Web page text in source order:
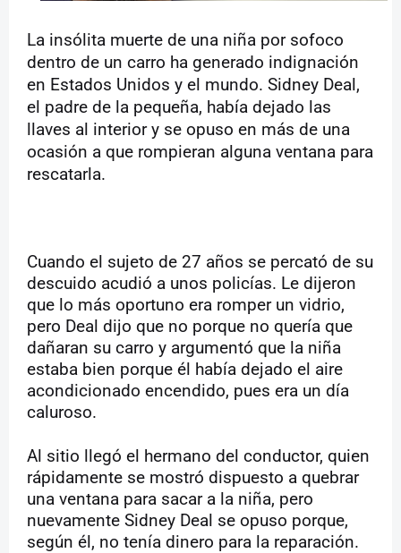
La insólita muerte de una niña por sofoco
dentro de un carro ha generado indignación
en Estados Unidos y el mundo. Sidney Deal,
el padre de la pequeña, había dejado las
llaves al interior y se opuso en más de una
ocasión a que rompieran alguna ventana para
rescatarla.
Cuando el sujeto de 27 años se percató de su
descuido acudió a unos policías. Le dijeron
que lo más oportuno era romper un vidrio,
pero Deal dijo que no porque no quería que
dañaran su carro y argumentó que la niña
estaba bien porque él había dejado el aire
acondicionado encendido, pues era un día
caluroso.
Al sitio llegó el hermano del conductor, quien
rápidamente se mostró dispuesto a quebrar
una ventana para sacar a la niña, pero
nuevamente Sidney Deal se opuso porque,
según él, no tenía dinero para la reparación.